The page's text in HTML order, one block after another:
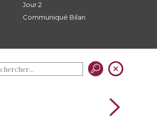
Jour 2
Communiqué Bilan